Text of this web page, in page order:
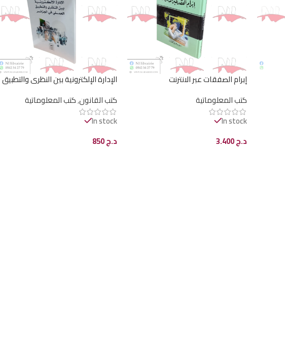
إبرام الصفقات عبر الانترنت
كتب المعلوماتية
In stock
د.ج
الإدارة الإلكترونية بين النظري والتطبيق
كتب القانون,كتب المعلوماتية
In stock
د.ج850